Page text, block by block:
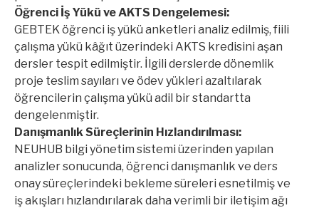
Öğrenci İş Yükü ve AKTS Dengelemesi:
GEBTEK öğrenci iş yükü anketleri analiz edilmiş, fiili
çalışma yükü kâğıt üzerindeki AKTS kredisini aşan
dersler tespit edilmiştir. İlgili derslerde dönemlik
proje teslim sayıları ve ödev yükleri azaltılarak
öğrencilerin çalışma yükü adil bir standartta
dengelenmiştir.
Danışmanlık Süreçlerinin Hızlandırılması:
NEUHUB bilgi yönetim sistemi üzerinden yapılan
analizler sonucunda, öğrenci danışmanlık ve ders
onay süreçlerindeki bekleme süreleri esnetilmiş ve
iş akışları hızlandırılarak daha verimli bir iletişim ağı